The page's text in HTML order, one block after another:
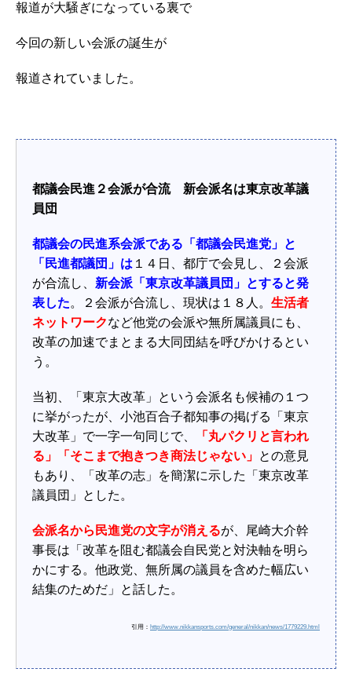
報道が大騒ぎになっている裏で
今回の新しい会派の誕生が
報道されていました。
都議会民進２会派が合流 新会派名は東京改革議
員団
都議会の民進系会派である「都議会民進党」と
「民進都議団」は １４日、都庁で会見し、２会派
が合流し、 新会派「東京改革議員団」とすると発
表した。２会派が合流し、現状は１８人。 生活者
ネットワークなど他党の会派や無所属議員にも、
改革の加速でまとまる大同団結を呼びかけるとい
う。
当初、「東京大改革」という会派名も候補の１つ
に挙がったが、小池百合子都知事の掲げる「東京
大改革」で一字一句同じで、
「丸パクリと言われ
る」「そこまで抱きつき商法じゃない」 との意見
もあり、「改革の志」を簡潔に示した「東京改革
議員団」とした。
会派名から民進党の文字が消えるが、尾崎大介幹
事長は「改革を阻む都議会自民党と対決軸を明ら
かにする。他政党、無所属の議員を含めた幅広い
結集のためだ」と話した。
引用： http://www.nikkansports.com/general/nikkan/news/1779229.html